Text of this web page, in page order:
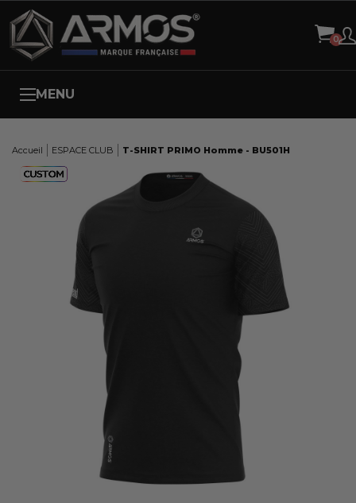
MENU
Accueil ESPACE CLUB T-SHIRT PRIMO Homme - BU501H
Here
Panneau de gestion des cookies